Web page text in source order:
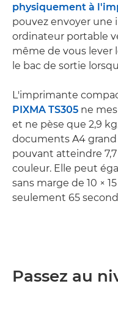
physiquement à
pouvez envoyer une
ordinateur portable
même de vous lever
le bac de sortie
L'imprimante
PIXMA TS305 ne
et ne pèse que 2,9
documents A4
pouvant atteindre
couleur. Elle peut
sans marge de 10 ×
seulement 65
Passez au